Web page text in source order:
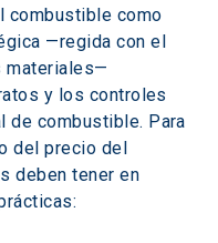
combustible como
—regida con el
materiales—
y los controles
de combustible. Para
del precio del
deben tener en